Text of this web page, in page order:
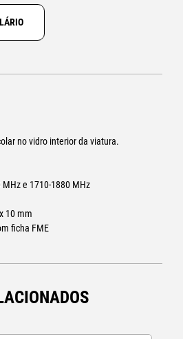
no vidro interior da viatura.
MHz e 1710-1880 MHz
10 mm
ficha FME